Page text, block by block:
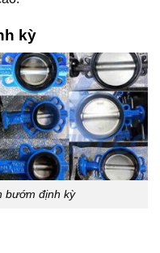
kỳ
bướm định kỳ